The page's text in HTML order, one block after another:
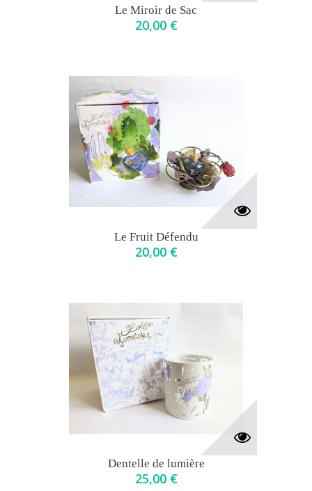
Le Miroir de Sac
20,00 €
Le Fruit Défendu
20,00 €
Dentelle de lumière
25,00 €